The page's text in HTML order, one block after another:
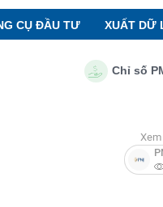
CỤ ĐẦU TƯ XUẤT DỮ
Chỉ số PMI